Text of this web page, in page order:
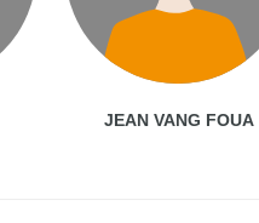
JEAN VANG FOUA